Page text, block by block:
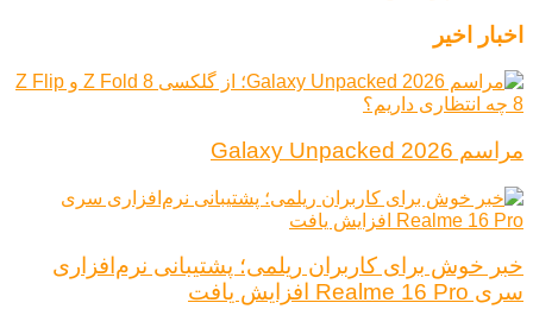
اخبار اخیر
مراسم Galaxy Unpacked 2026
خبر خوش برای کاربران ریلمی؛ پشتیبانی نرم‌افزاری
سری Realme 16 Pro افزایش یافت